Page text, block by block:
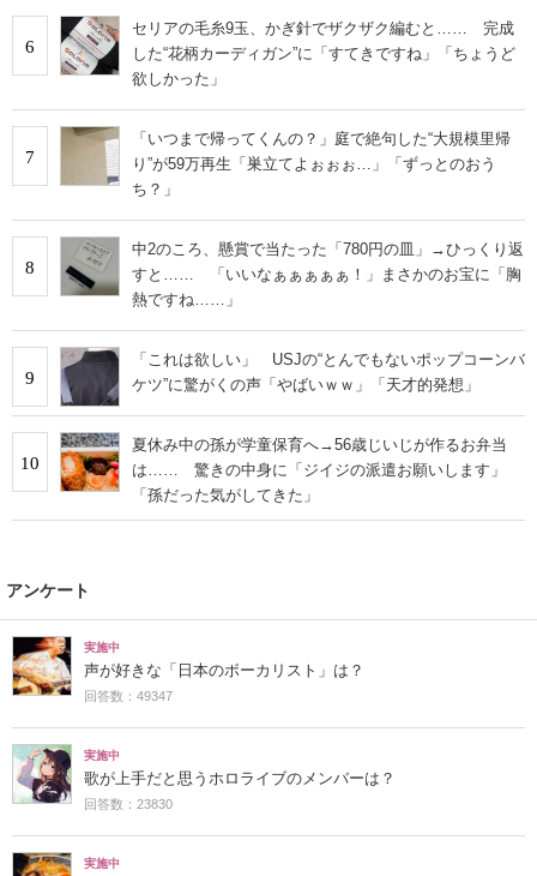
6
セリアの毛糸9玉、かぎ針でザクザク編むと…… 完成
した“花柄カーディガン”に「すてきですね」「ちょうど
欲しかった」
7
「いつまで帰ってくんの？」庭で絶句した“大規模里帰
り”が59万再生「巣立てよぉぉぉ…」「ずっとのおう
ち？」
8
中2のころ、懸賞で当たった「780円の皿」→ひっくり返
すと…… 「いいなぁぁぁぁぁ！」まさかのお宝に「胸
熱ですね……」
9
「これは欲しい」 USJの“とんでもないポップコーンバ
ケツ”に驚がくの声「やばいｗｗ」「天才的発想」
10
夏休み中の孫が学童保育へ→56歳じいじが作るお弁当
は…… 驚きの中身に「ジイジの派遣お願いします」
「孫だった気がしてきた」
アンケート
実施中
声が好きな「日本のボーカリスト」は？
回答数：49347
実施中
歌が上手だと思うホロライブのメンバーは？
回答数：23830
実施中